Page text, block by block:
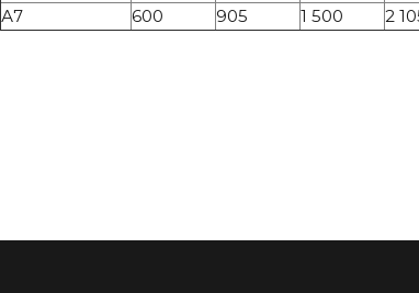
А7
600 905 1 500 2